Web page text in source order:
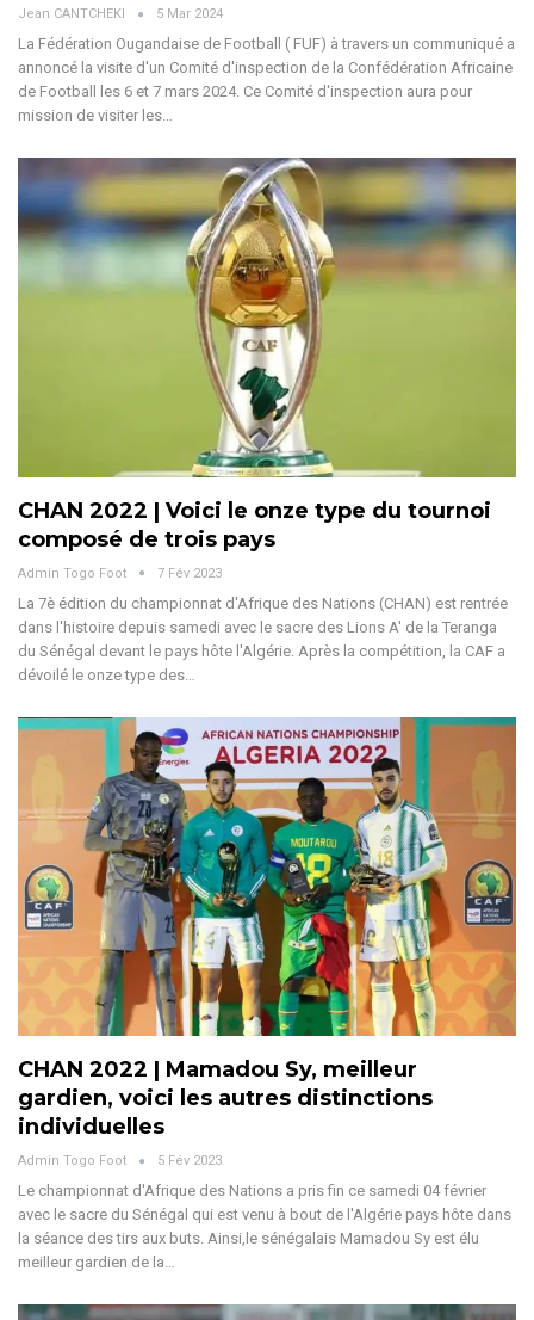
Jean CANTCHEKI 5 Mar 2024
La Fédération Ougandaise de Football ( FUF) à travers un communiqué a
annoncé la visite d'un Comité d'inspection de la Confédération Africaine
de Football les 6 et 7 mars 2024. Ce Comité d'inspection aura pour
mission de visiter les…
CHAN 2022 | Voici le onze type du tournoi
composé de trois pays
Admin Togo Foot 7 Fév 2023
La 7è édition du championnat d'Afrique des Nations (CHAN) est rentrée
dans l'histoire depuis samedi avec le sacre des Lions A' de la Teranga
du Sénégal devant le pays hôte l'Algérie. Après la compétition, la CAF a
dévoilé le onze type des…
CHAN 2022 | Mamadou Sy, meilleur
gardien, voici les autres distinctions
individuelles
Admin Togo Foot 5 Fév 2023
Le championnat d'Afrique des Nations a pris fin ce samedi 04 février
avec le sacre du Sénégal qui est venu à bout de l'Algérie pays hôte dans
la séance des tirs aux buts. Ainsi,le sénégalais Mamadou Sy est élu
meilleur gardien de la…